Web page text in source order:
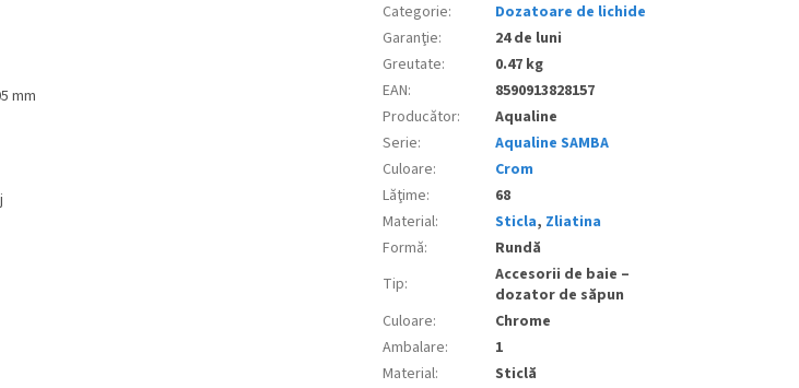
mm
Categorie:
Dozatoare de lichide
Garanţie:
24 de luni
Greutate:
0.47 kg
EAN:
8590913828157
Producător:
Aqualine
Serie:
Aqualine SAMBA
Culoare:
Crom
Lăţime:
68
Material: Sticla, Zliatina
Formă:
Rundă
Tip:
Accesorii de baie –
dozator de săpun
Culoare:
Chrome
Ambalare:
1
Material:
Sticlă